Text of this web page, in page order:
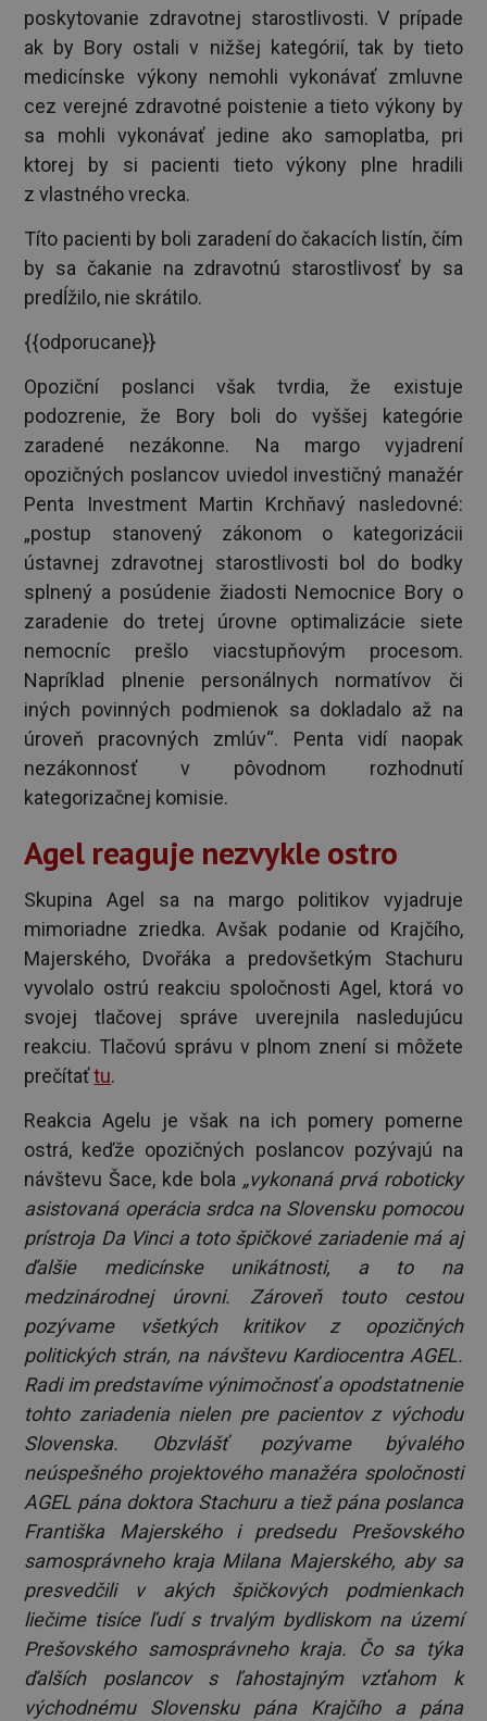
poskytovanie zdravotnej starostlivosti. V prípade
ak by Bory ostali v nižšej kategórií, tak by tieto
medicínske výkony nemohli vykonávať zmluvne
cez verejné zdravotné poistenie a tieto výkony by
sa mohli vykonávať jedine ako samoplatba, pri
ktorej by si pacienti tieto výkony plne hradili
z vlastného vrecka.
Títo pacienti by boli zaradení do čakacích listín, čím
by sa čakanie na zdravotnú starostlivosť by sa
predĺžilo, nie skrátilo.
{{odporucane}}
Opoziční poslanci však tvrdia, že existuje
podozrenie, že Bory boli do vyššej kategórie
zaradené nezákonne. Na margo vyjadrení
opozičných poslancov uviedol investičný manažér
Penta Investment Martin Krchňavý nasledovné:
„postup stanovený zákonom o kategorizácii
ústavnej zdravotnej starostlivosti bol do bodky
splnený a posúdenie žiadosti Nemocnice Bory o
zaradenie do tretej úrovne optimalizácie siete
nemocníc prešlo viacstupňovým procesom.
Napríklad plnenie personálnych normatívov či
iných povinných podmienok sa dokladalo až na
úroveň pracovných zmlúv“. Penta vidí naopak
nezákonnosť v pôvodnom rozhodnutí
kategorizačnej komisie.
Agel reaguje nezvykle ostro
Skupina Agel sa na margo politikov vyjadruje
mimoriadne zriedka. Avšak podanie od Krajčího,
Majerského, Dvořáka a predovšetkým Stachuru
vyvolalo ostrú reakciu spoločnosti Agel, ktorá vo
svojej tlačovej správe uverejnila nasledujúcu
reakciu. Tlačovú správu v plnom znení si môžete
prečítaťtu.
Reakcia Agelu je však na ich pomery pomerne
ostrá, keďže opozičných poslancov pozývajú na
návštevu Šace, kde bola „vykonaná prvá roboticky
asistovaná operácia srdca na Slovensku pomocou
prístroja Da Vinci a toto špičkové zariadenie má aj
ďalšie medicínske unikátnosti, a to na
medzinárodnej úrovni. Zároveň touto cestou
pozývame všetkých kritikov z opozičných
politických strán, na návštevu Kardiocentra AGEL.
Radi im predstavíme výnimočnosť a opodstatnenie
tohto zariadenia nielen pre pacientov z východu
Slovenska. Obzvlášť pozývame bývalého
neúspešného projektového manažéra spoločnosti
AGEL pána doktora Stachuru a tiež pána poslanca
Františka Majerského i predsedu Prešovského
samosprávneho kraja Milana Majerského, aby sa
presvedčili v akých špičkových podmienkach
liečime tisíce ľudí s trvalým bydliskom na území
Prešovského samosprávneho kraja. Čo sa týka
ďalších poslancov s ľahostajným vzťahom k
východnému Slovensku pána Krajčího a pána